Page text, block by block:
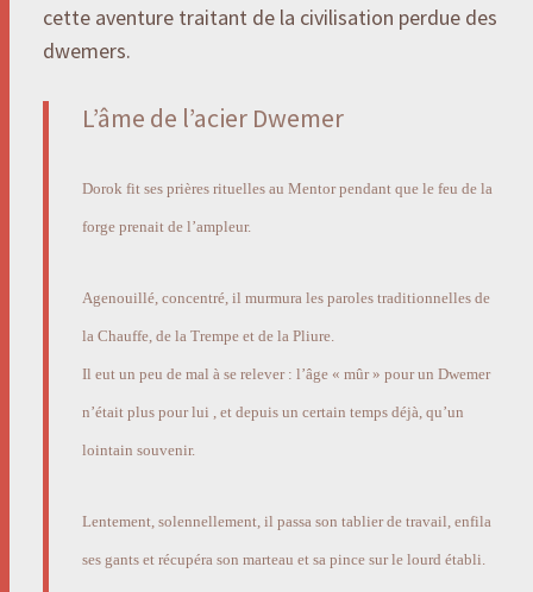
cette aventure traitant de la civilisation perdue des
dwemers.
L’âme de l’acier Dwemer
Dorok fit ses prières rituelles au Mentor pendant que le feu de la
forge prenait de l’ampleur.
Agenouillé, concentré, il murmura les paroles traditionnelles de
la Chauffe, de la Trempe et de la Pliure.
Il eut un peu de mal à se relever : l’âge « mûr » pour un Dwemer
n’était plus pour lui , et depuis un certain temps déjà, qu’un
lointain souvenir.
Lentement, solennellement, il passa son tablier de travail, enfila
ses gants et récupéra son marteau et sa pince sur le lourd établi.